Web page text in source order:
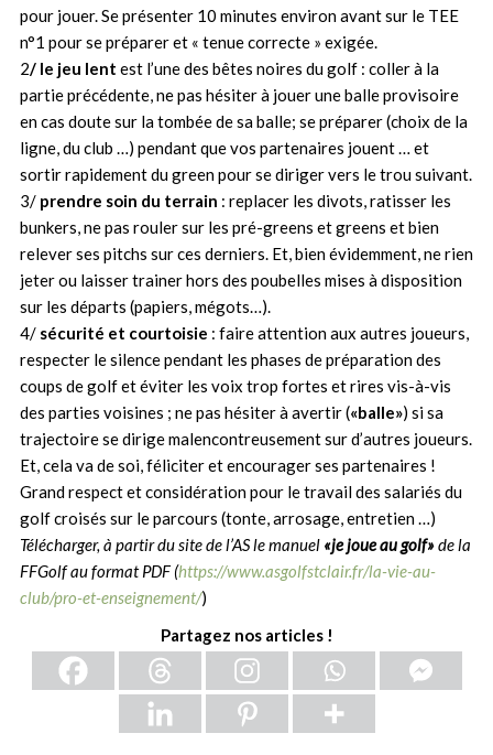
pour jouer. Se présenter 10 minutes environ avant sur le TEE
n°1 pour se préparer et « tenue correcte » exigée.
2/ le jeu lent est l’une des bêtes noires du golf : coller à la
partie précédente, ne pas hésiter à jouer une balle provisoire
en cas doute sur la tombée de sa balle; se préparer (choix de la
ligne, du club …) pendant que vos partenaires jouent … et
sortir rapidement du green pour se diriger vers le trou suivant.
3/ prendre soin du terrain : replacer les divots, ratisser les
bunkers, ne pas rouler sur les pré-greens et greens et bien
relever ses pitchs sur ces derniers. Et, bien évidemment, ne rien
jeter ou laisser trainer hors des poubelles mises à disposition
sur les départs (papiers, mégots…).
4/ sécurité et courtoisie : faire attention aux autres joueurs,
respecter le silence pendant les phases de préparation des
coups de golf et éviter les voix trop fortes et rires vis-à-vis
des parties voisines ; ne pas hésiter à avertir («balle») si sa
trajectoire se dirige malencontreusement sur d’autres joueurs.
Et, cela va de soi, féliciter et encourager ses partenaires !
Grand respect et considération pour le travail des salariés du
golf croisés sur le parcours (tonte, arrosage, entretien …)
Télécharger, à partir du site de l’AS le manuel «je joue au golf»de la
FFGolf au format PDF(https://www.asgolfstclair.fr/la-vie-au-
club/pro-et-enseignement/)
Partagez nos articles !